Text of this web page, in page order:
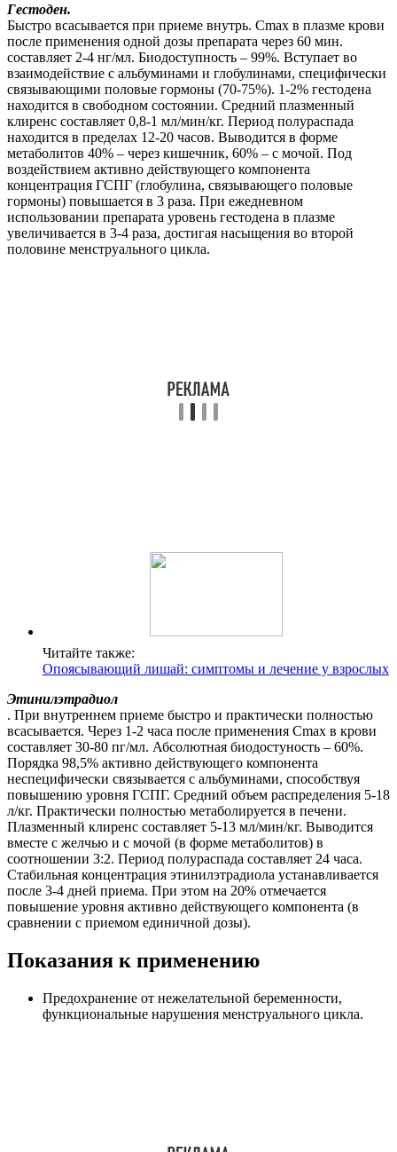
Гестоден.
Быстро всасывается при приеме внутрь. Сmax в плазме крови
после применения одной дозы препарата через 60 мин.
составляет 2-4 нг/мл. Биодоступность – 99%. Вступает во
взаимодействие с альбуминами и глобулинами, специфически
связывающими половые гормоны (70-75%). 1-2% гестодена
находится в свободном состоянии. Средний плазменный
клиренс составляет 0,8-1 мл/мин/кг. Период полураспада
находится в пределах 12-20 часов. Выводится в форме
метаболитов 40% – через кишечник, 60% – с мочой. Под
воздействием активно действующего компонента
концентрация ГСПГ (глобулина, связывающего половые
гормоны) повышается в 3 раза. При ежедневном
использовании препарата уровень гестодена в плазме
увеличивается в 3-4 раза, достигая насыщения во второй
половине менструального цикла.
Читайте также:
Опоясывающий лишай: симптомы и лечение у взрослых
Этинилэтрадиол
. При внутреннем приеме быстро и практически полностью
всасывается. Через 1-2 часа после применения Сmax в крови
составляет 30-80 пг/мл. Абсолютная биодостуность – 60%.
Порядка 98,5% активно действующего компонента
неспецифически связывается с альбуминами, способствуя
повышению уровня ГСПГ. Средний объем распределения 5-18
л/кг. Практически полностью метаболируется в печени.
Плазменный клиренс составляет 5-13 мл/мин/кг. Выводится
вместе с желчью и с мочой (в форме метаболитов) в
соотношении 3:2. Период полураспада составляет 24 часа.
Стабильная концентрация этинилэтрадиола устанавливается
после 3-4 дней приема. При этом на 20% отмечается
повышение уровня активно действующего компонента (в
сравнении с приемом единичной дозы).
Показания к применению
Предохранение от нежелательной беременности,
функциональные нарушения менструального цикла.